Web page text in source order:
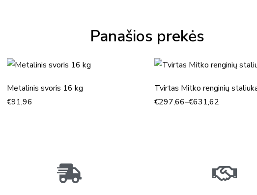
Europoje, tiekianti sprendimus tiek smulkiam, tiek stambiam
metalinės detalės gaminamos įmonės viduje, todėl gamyba
specializuojasi plonų poliesterio audinių apdirbime, o
technologijas, kurios garantuoja ryškų, ilgalaikį vaizdą net ir
atstovas Lietuvoje, siūlantis platų šio gamintojo produktų
Optima, Octa Pro) Reklaminiai skėčiai ir vėliavos Tentai,
Panašios prekės
Metalinis svoris 16 kg
€91,96
Tvirtas Mitko renginių
€297,66–€631,62